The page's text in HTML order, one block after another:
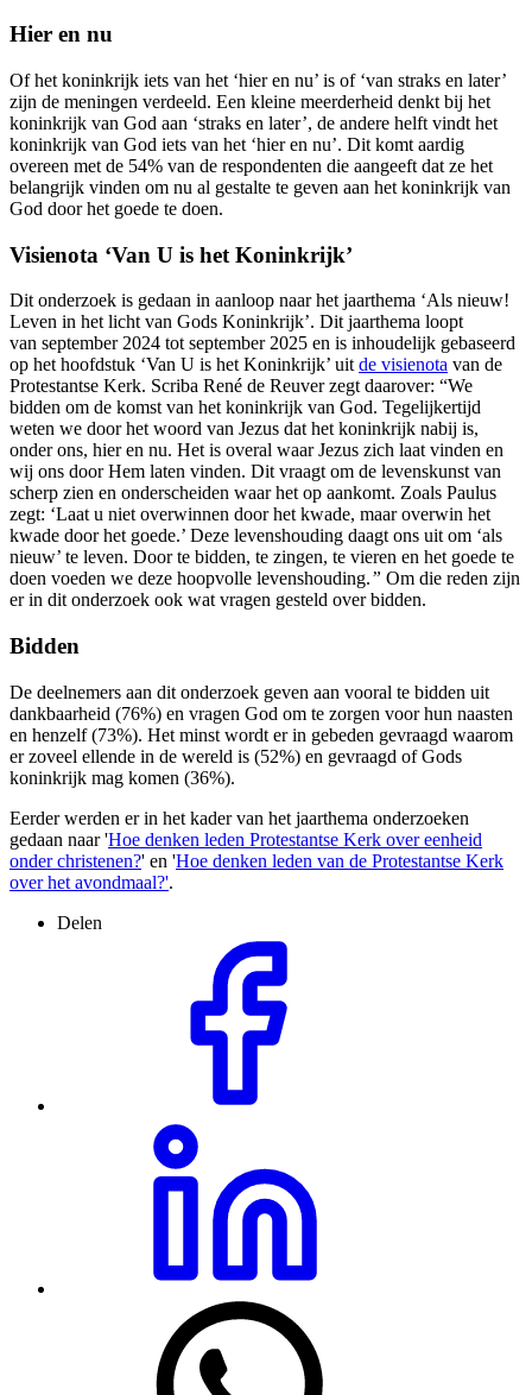
Hier en nu
Of het koninkrijk iets van het ‘hier en nu’ is of ‘van straks en later’
zijn de meningen verdeeld. Een kleine meerderheid denkt bij het
koninkrijk van God aan ‘straks en later’, de andere helft vindt het
koninkrijk van God iets van het ‘hier en nu’. Dit komt aardig
overeen met de 54% van de respondenten die aangeeft dat ze het
belangrijk vinden om nu al gestalte te geven aan het koninkrijk van
God door het goede te doen.
Visienota ‘Van U is het Koninkrijk’
Dit onderzoek is gedaan in aanloop naar het jaarthema ‘Als nieuw!
Leven in het licht van Gods Koninkrijk’. Dit jaarthema loopt
van september 2024 tot september 2025 en is inhoudelijk gebaseerd
op het hoofdstuk ‘Van U is het Koninkrijk’ uit de visienota van de
Protestantse Kerk. Scriba René de Reuver zegt daarover: “We
bidden om de komst van het koninkrijk van God. Tegelijkertijd
weten we door het woord van Jezus dat het koninkrijk nabij is,
onder ons, hier en nu. Het is overal waar Jezus zich laat vinden en
wij ons door Hem laten vinden. Dit vraagt om de levenskunst van
scherp zien en onderscheiden waar het op aankomt. Zoals Paulus
zegt: ‘Laat u niet overwinnen door het kwade, maar overwin het
kwade door het goede.’ Deze levenshouding daagt ons uit om ‘als
nieuw’ te leven. Door te bidden, te zingen, te vieren en het goede te
doen voeden we deze hoopvolle levenshouding.” Om die reden zijn
er in dit onderzoek ook wat vragen gesteld over bidden.
Bidden
De deelnemers aan dit onderzoek geven aan vooral te bidden uit
dankbaarheid (76%) en vragen God om te zorgen voor hun naasten
en henzelf (73%). Het minst wordt er in gebeden gevraagd waarom
er zoveel ellende in de wereld is (52%) en gevraagd of Gods
koninkrijk mag komen (36%).
Eerder werden er in het kader van het jaarthema onderzoeken
gedaan naar 'Hoe denken leden Protestantse Kerk over eenheid
onder christenen?' en 'Hoe denken leden van de Protestantse Kerk
over het avondmaal?'.
Delen